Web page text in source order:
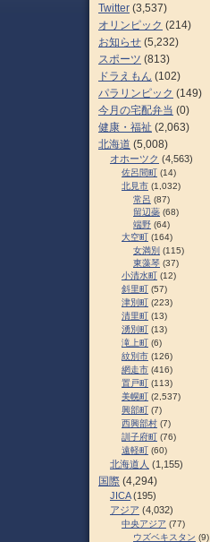
Twitter (3,537)
オリンピック (214)
お知らせ (5,232)
スポーツ (813)
ドラえもん (102)
パラリンピック (149)
今月の宅配弁当 (0)
健康・福祉 (2,063)
北海道 (5,008)
オホーツク (4,563)
佐呂間町 (14)
北見市 (1,032)
常呂 (87)
留辺蘂 (68)
端野 (64)
大空町 (164)
女満別 (115)
東藻琴 (37)
小清水町 (12)
斜里町 (57)
津別町 (223)
清里町 (13)
湧別町 (13)
滝上町 (6)
紋別市 (126)
網走市 (416)
置戸町 (113)
美幌町 (2,537)
興部町 (7)
西興部村 (7)
訓子府町 (76)
遠軽町 (60)
北海道人 (1,155)
国際 (4,294)
JICA(195)
アジア (4,032)
中央アジア (77)
ウズベキスタン (9)